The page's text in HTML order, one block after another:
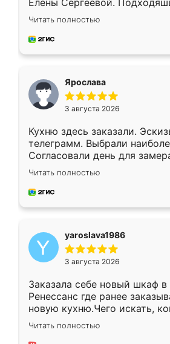
Елены Сергеевой.
короткие сроки
для замера сотрудник
предложил по моему эскизу
Читать полностью
Ярослава
3 августа 2026
Кухню здесь заказали.
телеграмм. Выбрали
Согласовали день для
недели кухня была уже
довольны работой. Спасибо
мебель за качественную
Читать полностью
yaroslava1986
3 августа 2026
Заказала себе новый шкаф в
Ренессанс где ранее
новую кухню.Чего искать,
вполне довольна. Служит
два года, нареканий нет.
Читать полностью